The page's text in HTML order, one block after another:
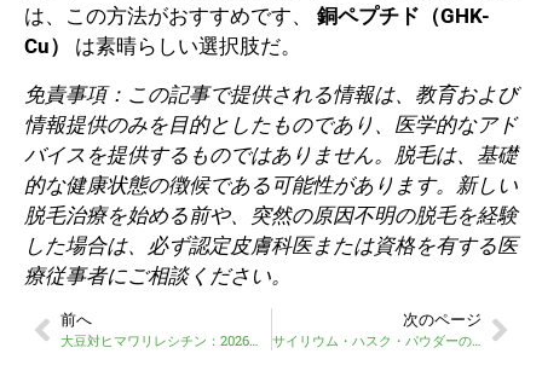
は、この方法がおすすめです、 銅ペプチド（GHK-
Cu）
は素晴らしい選択肢だ。
免責事項：この記事で提供される情報は、教育および
情報提供のみを目的としたものであり、医学的なアド
バイスを提供するものではありません。脱毛は、基礎
的な健康状態の徴候である可能性があります。新しい
脱毛治療を始める前や、突然の原因不明の脱毛を経験
した場合は、必ず認定皮膚科医または資格を有する医
療従事者にご相談ください。
前へ
大豆対ヒマワリレシチン：2026年究極の比較
次のページ
サイリウム・ハスク・パウダーの究極ガイド：利点、用途、副作用